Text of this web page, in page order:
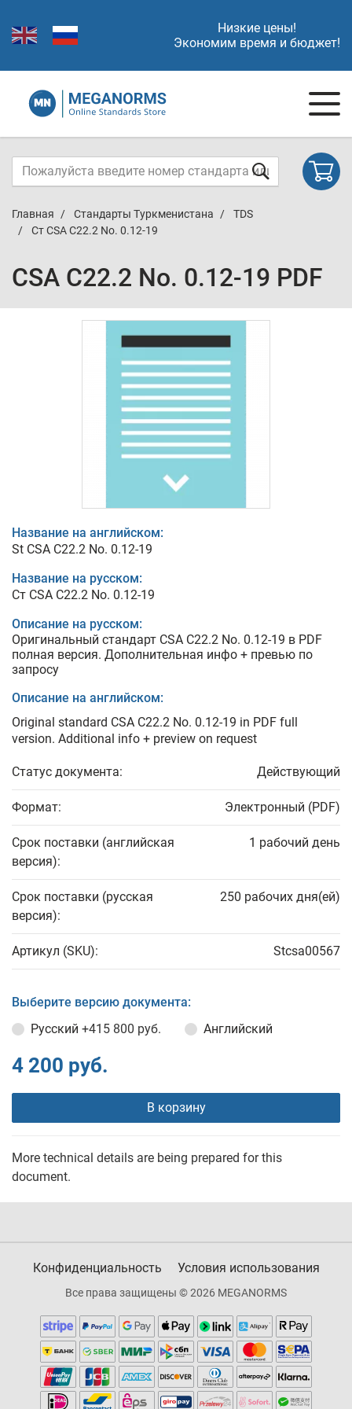
Низкие цены!
Экономим время и бюджет!
Главная Стандарты Туркменистана
TDS
Ст CSA C22.2 No. 0.12-19
CSA C22.2 No. 0.12-19 PDF
Название на английском:
St CSA C22.2 No. 0.12-19
Название на русском:
Ст CSA C22.2 No. 0.12-19
Описание на русском:
Оригинальный стандарт CSA C22.2 No. 0.12-19 в PDF
полная версия. Дополнительная инфо + превью по
запросу
Описание на английском:
Original standard CSA C22.2 No. 0.12-19 in PDF full
version. Additional info + preview on request
Статус документа: Действующий
Формат: Электронный (PDF)
Срок поставки (английская
версия):
1 рабочий день
Срок поставки (русская
версия):
250 рабочих дня(ей)
Артикул (SKU): Stcsa00567
Выберите версию документа:
Русский +415 800 руб. Английский
4 200 руб.
В корзину
More technical details are being prepared for this
document.
Конфиденциальность Условия использования
Все права защищены © 2026 MEGANORMS